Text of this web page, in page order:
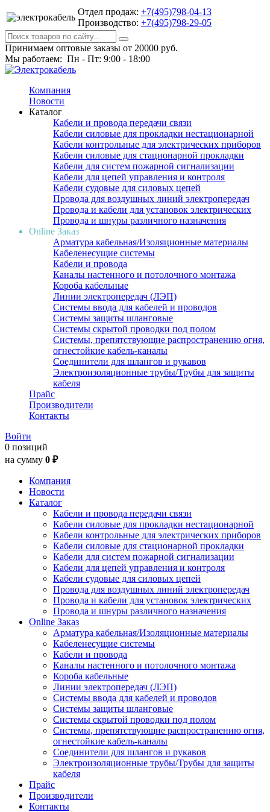
Отдел продаж: +7(495)798-04-13
Производство: +7(495)798-29-05
Принимаем оптовые заказы от 20000 руб.
Мы работаем: Пн - Пт: 9:00 - 18:00
Компания
Новости
Каталог
Кабели и провода передачи связи
Кабели силовые для прокладки нестационарной
Кабели контрольные для электрических приборов
Кабели силовые для стационарной прокладки
Кабели для систем пожарной сигнализации
Кабели для цепей управления и контроля
Кабели судовые для силовых цепей
Провода для воздушных линий электропередач
Провода и кабели для установок электрических
Провода и шнуры различного назначения
Online Заказ
Арматура кабельная/Изоляционные материалы
Кабеленесущие системы
Кабели и провода
Каналы настенного и потолочного монтажа
Короба кабельные
Линии электропередач (ЛЭП)
Системы ввода для кабелей и проводов
Системы защиты шланговые
Системы скрытой проводки под полом
Системы, препятствующие распространению огня,
огнестойкие кабель-каналы
Соединители для шлангов и рукавов
Электроизоляционные трубы/Трубы для защиты
кабеля
Прайс
Производители
Контакты
Войти
0 позиций
на сумму 0 ₽
Компания
Новости
Каталог
Кабели и провода передачи связи
Кабели силовые для прокладки нестационарной
Кабели контрольные для электрических приборов
Кабели силовые для стационарной прокладки
Кабели для систем пожарной сигнализации
Кабели для цепей управления и контроля
Кабели судовые для силовых цепей
Провода для воздушных линий электропередач
Провода и кабели для установок электрических
Провода и шнуры различного назначения
Online Заказ
Арматура кабельная/Изоляционные материалы
Кабеленесущие системы
Кабели и провода
Каналы настенного и потолочного монтажа
Короба кабельные
Линии электропередач (ЛЭП)
Системы ввода для кабелей и проводов
Системы защиты шланговые
Системы скрытой проводки под полом
Системы, препятствующие распространению огня,
огнестойкие кабель-каналы
Соединители для шлангов и рукавов
Электроизоляционные трубы/Трубы для защиты
кабеля
Прайс
Производители
Контакты